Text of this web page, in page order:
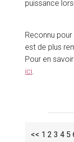
puissance
Reconnu
est de plus
Pour en
ici
<< 1 2 3 4 5